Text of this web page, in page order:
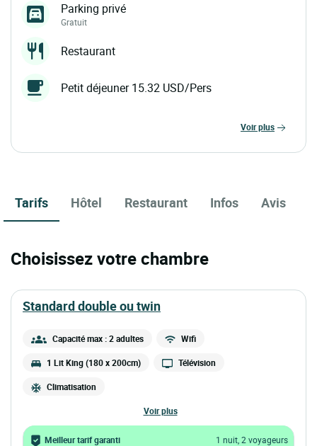
Parking privé
Gratuit
Restaurant
Petit déjeuner 15.32 USD/Pers
voir plus
Tarifs Hôtel Restaurant Infos Avis
Choisissez votre chambre
standard double ou twin
Capacité max : 2 adultes Wifi
1 Lit King (180 x 200cm) Télévision
Climatisation
voir plus
Meilleur tarif garanti 1 nuit, 2 voyageurs